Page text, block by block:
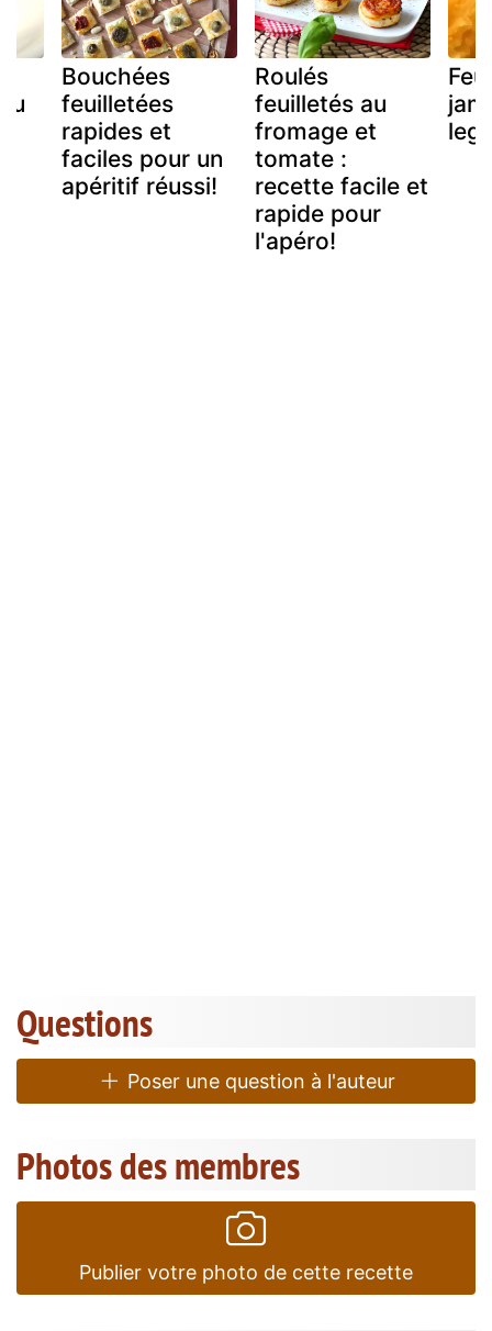
Bouchées
feuilletées
rapides et
faciles pour un
apéritif réussi!
Roulés
feuilletés au
fromage et
tomate :
recette facile et
rapide pour
l'apéro!
Questions
Poser une question à l'auteur
Photos des membres
Publier votre photo de cette recette